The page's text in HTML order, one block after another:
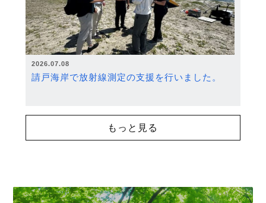
2026.07.08
請戸海岸で放射線測定の支援を行いました。
もっと見る